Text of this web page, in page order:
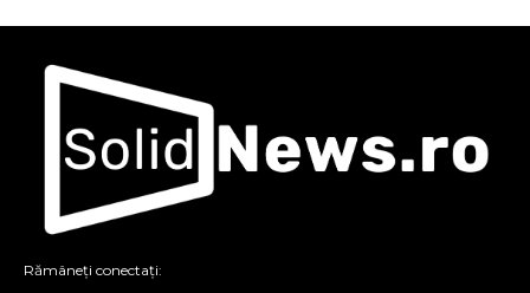
Rămâneți conectați: